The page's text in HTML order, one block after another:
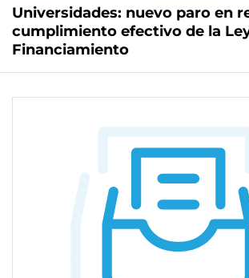
Universidades: nuevo paro en
cumplimiento efectivo de la
Financiamiento